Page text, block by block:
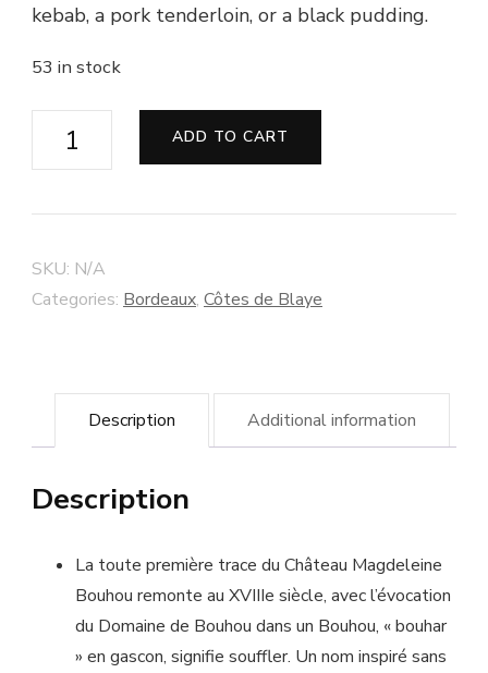
kebab, a pork tenderloin, or a black pudding.
53 in stock
Château
Magdeleine
Blaye
Bordeaux
ADD TO CART
SKU: N/A
Categories: Bordeaux, Côtes de Blaye
Description Additional information
Description
La toute première trace du Château Magdeleine
Bouhou remonte au XVIIIe siècle, avec l’évocation
du Domaine de Bouhou dans un Bouhou, « bouhar
» en gascon, signifie souffler. Un nom inspiré sans